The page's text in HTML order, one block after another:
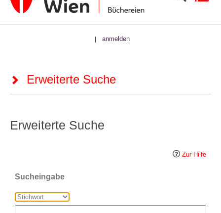
| anmelden
Erweiterte Suche
Erweiterte Suche
Zur Hilfe
Sucheingabe